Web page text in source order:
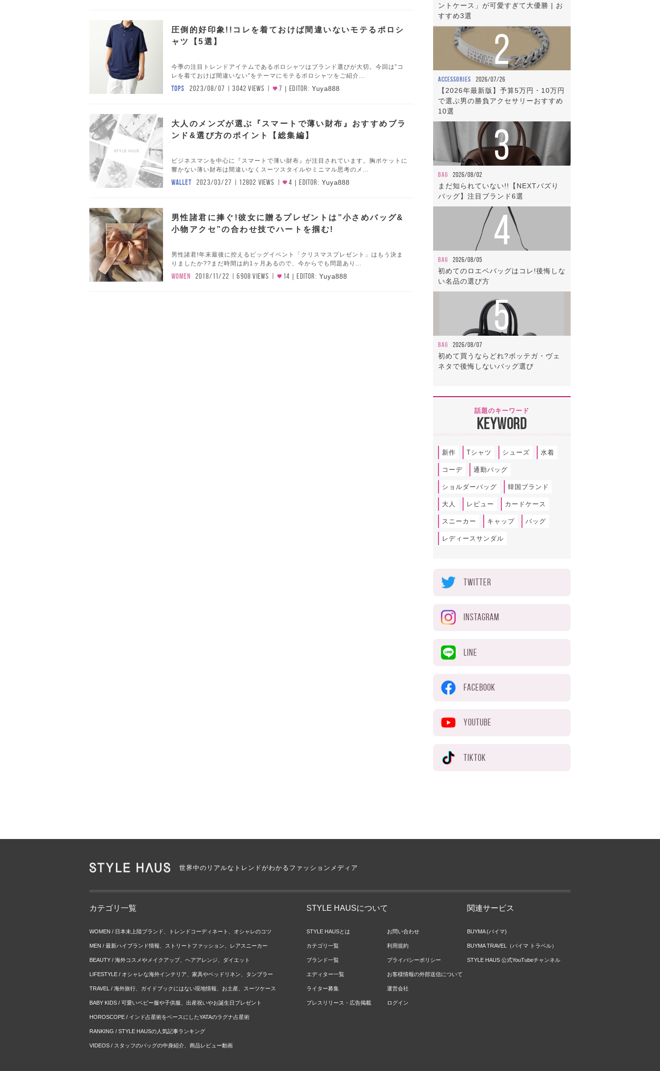
圧倒的好印象!!コレを着ておけば間違いないモテるポロシ
ャツ【5選】
今季の注目トレンドアイテムであるポロシャツはブランド選びが大切。今回は‟コ
レを着ておけば間違いない”をテーマにモテるポロシャツをご紹介...
TOPS 2023/08/07 3042 VIEWS 7 EDITOR: Yuya888
大人のメンズが選ぶ『スマートで薄い財布』おすすめブラ
ンド&選び方のポイント【総集編】
ビジネスマンを中心に『スマートで薄い財布』が注目されています。胸ポケットに
響かない薄い財布は間違いなくスーツスタイルやミニマル思考のメ...
WALLET 2023/03/27 12802 VIEWS 4 EDITOR: Yuya888
男性諸君に捧ぐ!彼女に贈るプレゼントは”小さめバッグ&
小物アクセ”の合わせ技でハートを掴む!
男性諸君!年末最後に控えるビッグイベント「クリスマスプレゼント」はもう決ま
りましたか??まだ時間は約1ヶ月あるので、今からでも問題あり...
WOMEN 2018/11/22 6908 VIEWS 14 EDITOR: Yuya888
ントケース」が可愛すぎて大優勝 | お
すすめ3選
2
ACCESSORIES 2026/07/26
【2026年最新版】予算5万円・10万円
で選ぶ男の勝負アクセサリーおすすめ
10選
3
BAG 2026/08/02
まだ知られていない!!【NEXTバズり
バッグ】注目ブランド6選
4
BAG 2026/08/05
初めてのロエベバッグはコレ!後悔しな
い名品の選び方
5
BAG 2026/08/07
初めて買うならどれ?ボッテガ・ヴェ
ネタで後悔しないバッグ選び
話題のキーワード
KEYWORD
新作 Tシャツ シューズ 水着
コーデ 通勤バッグ
ショルダーバッグ 韓国ブランド
大人 レビュー カードケース
スニーカー キャップ バッグ
レディースサンダル
TWITTER
INSTAGRAM
LINE
FACEBOOK
YOUTUBE
TIKTOK
世界中のリアルなトレンドがわかるファッションメディア
カテゴリ一覧
WOMEN / 日本未上陸ブランド、トレンドコーディネート、オシャレのコツ
MEN / 最新ハイブランド情報、ストリートファッション、レアスニーカー
BEAUTY / 海外コスメやメイクアップ、ヘアアレンジ、ダイエット
LIFESTYLE / オシャレな海外インテリア、家具やベッドリネン、タンブラー
TRAVEL / 海外旅行、ガイドブックにはない現地情報、お土産、スーツケース
BABY KIDS / 可愛いベビー服や子供服、出産祝いやお誕生日プレゼント
HOROSCOPE / インド占星術をベースにしたYATAのラグナ占星術
RANKING / STYLE HAUSの人気記事ランキング
VIDEOS / スタッフのバッグの中身紹介、商品レビュー動画
STYLE HAUSについて
STYLE HAUSとは
カテゴリ一覧
ブランド一覧
エディター一覧
ライター募集
プレスリリース・広告掲載
お問い合わせ
利用規約
プライバシーポリシー
お客様情報の外部送信について
運営会社
ログイン
関連サービス
BUYMA (バイマ)
BUYMA TRAVEL（バイマ トラベル）
STYLE HAUS 公式YouTubeチャンネル